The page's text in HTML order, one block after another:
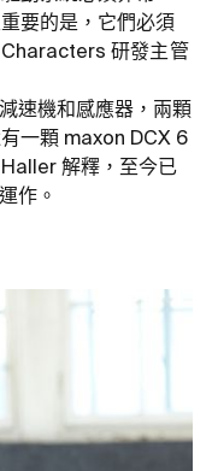
要的是，它們必須
研發主管
速機和感應器，兩顆
一顆 maxon DCX 6
解釋，至今已
作。